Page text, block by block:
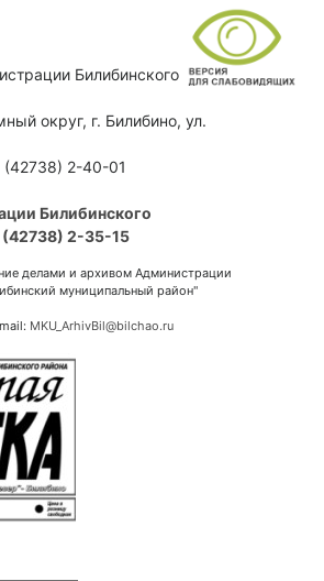
Билибинского
округ, г. Билибино, ул.
2-40-01
Билибинского
(42738) 2-35-15
делами и архивом Администрации
муниципальный район"
MKU_ArhivBil@bilchao.ru